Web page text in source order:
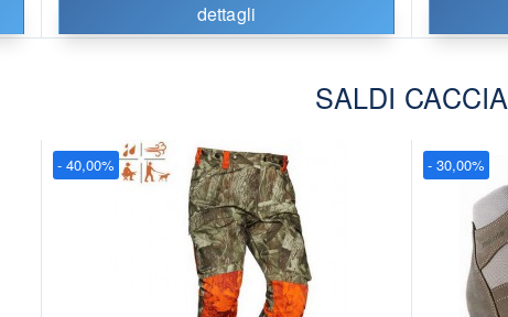
dettagli
SALDI CACCIA
- 40,00% - 30,00%